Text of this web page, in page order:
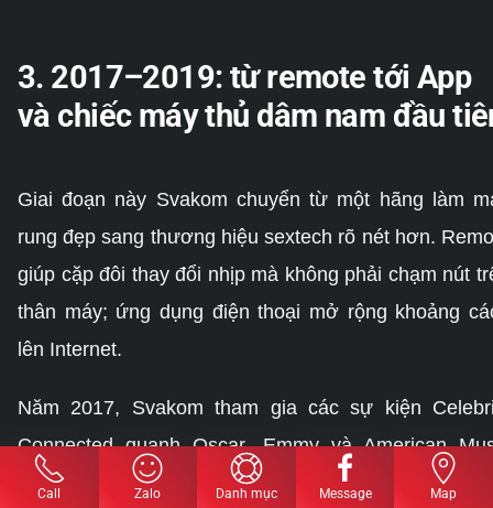
3. 2017–2019: từ remote tới App
và chiếc máy thủ dâm nam đầu
Giai đoạn này Svakom chuyển từ một hãng làm
rung đẹp sang thương hiệu sextech rõ nét hơn.
giúp cặp đôi thay đổi nhịp mà không phải chạm nút
thân máy; ứng dụng điện thoại mở rộng khoảng
lên Internet.
Năm 2017, Svakom tham gia các sự kiện
Connected quanh Oscar, Emmy và American
Awards. Đây là hoạt động gặp gỡ, giới thiệu quà
Call Zalo Danh mục Message Map